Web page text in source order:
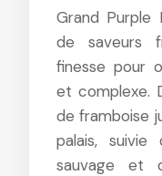
Grand Purple
de saveurs
finesse pour
et complexe.
de framboise
palais, suivie
sauvage et